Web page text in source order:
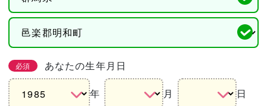
必須 あなたの生年月日
年 月 日